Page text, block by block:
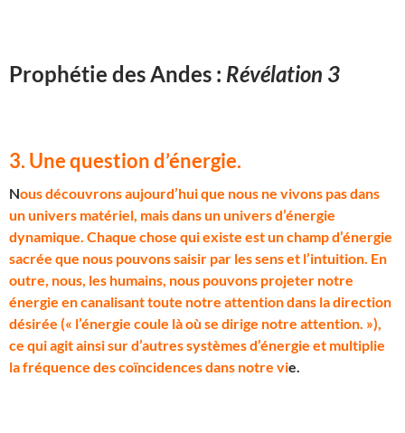
Prophétie des Andes : Révélation 3
3. Une question d’énergie.
Nous découvrons aujourd’hui que nous ne vivons pas dans
un univers matériel, mais dans un univers d’énergie
dynamique. Chaque chose qui existe est un champ d’énergie
sacrée que nous pouvons saisir par les sens et l’intuition. En
outre, nous, les humains, nous pouvons projeter notre
énergie en canalisant toute notre attention dans la direction
désirée (« l’énergie coule là où se dirige notre attention. »),
ce qui agit ainsi sur d’autres systèmes d’énergie et multiplie
la fréquence des coïncidences dans notre vie.